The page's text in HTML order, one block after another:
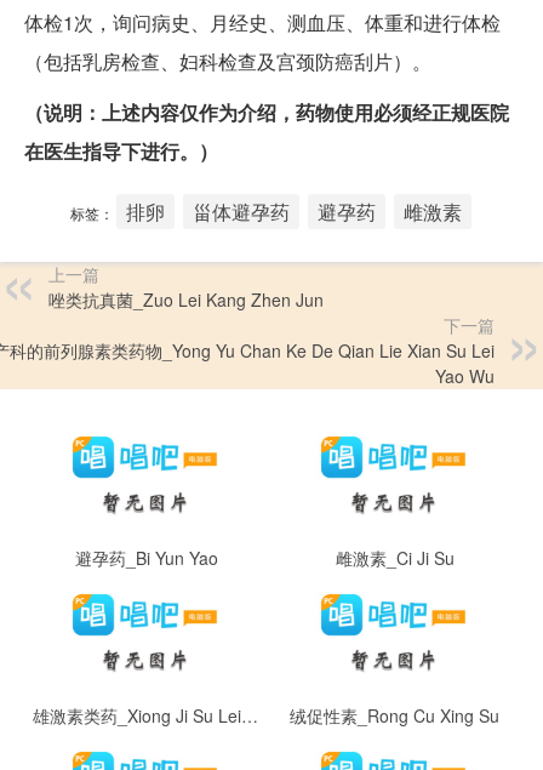
体检1次，询问病史、月经史、测血压、体重和进行体检
（包括乳房检查、妇科检查及宫颈防癌刮片）。
（说明：上述内容仅作为介绍，药物使用必须经正规医院
在医生指导下进行。）
标签： 排卵 甾体避孕药 避孕药 雌激素
上一篇
唑类抗真菌_Zuo Lei Kang Zhen Jun
下一篇
科的前列腺素类药物_Yong Yu Chan Ke De Qian Lie Xian Su Lei
Yao Wu
避孕药_Bi Yun Yao 雌激素_Ci Ji Su
雄激素类药_Xiong Ji Su Lei Yao 绒促性素_Rong Cu Xing Su